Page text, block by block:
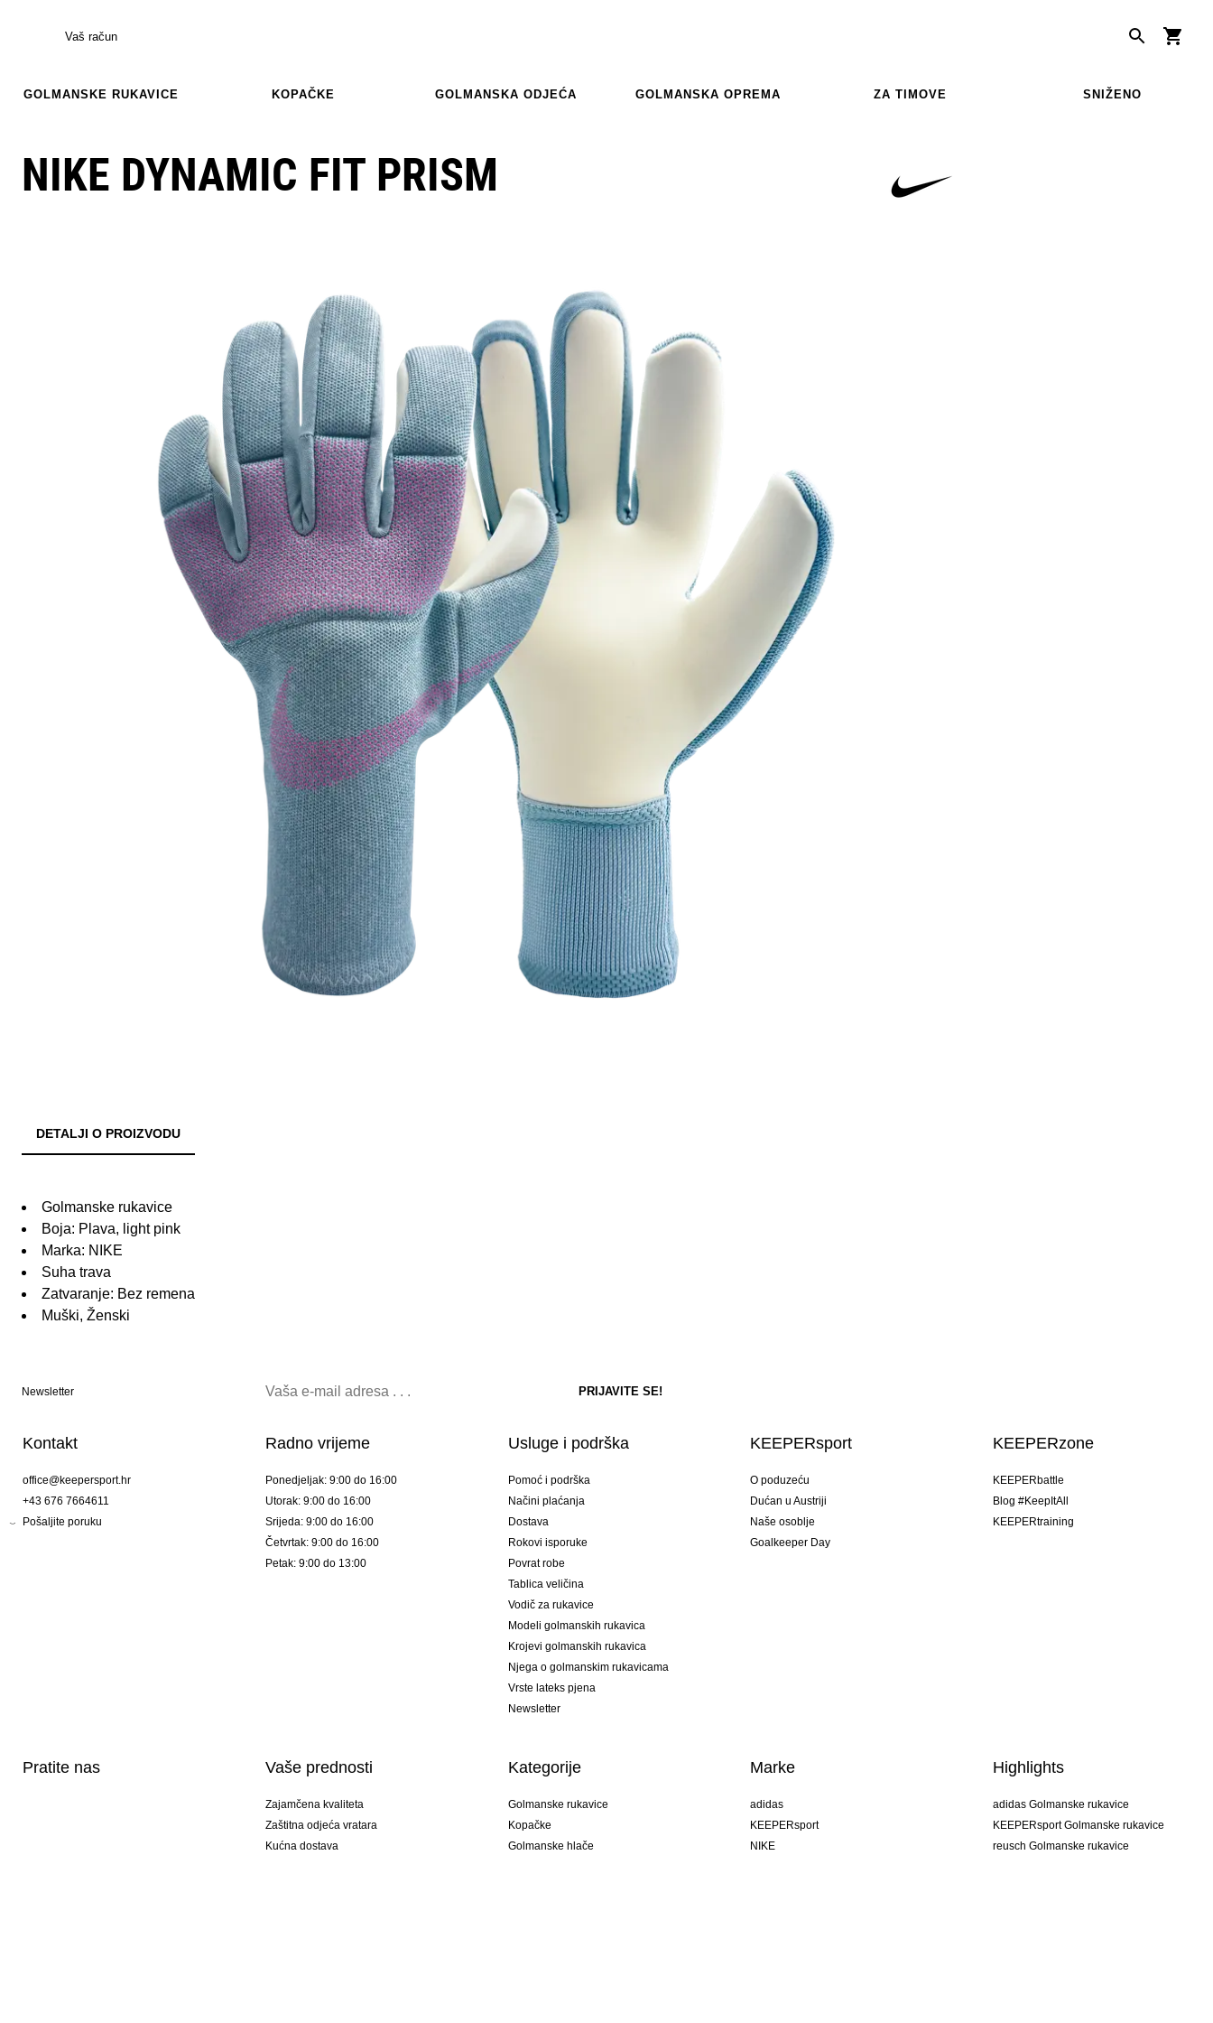
Vaš račun
GOLMANSKE RUKAVICE KOPAČKE GOLMANSKA ODJEĆA GOLMANSKA OPREMA ZA TIMOVE SNIŽENO
NIKE DYNAMIC FIT PRISM
DETALJI O PROIZVODU
Golmanske rukavice
Boja: Plava, light pink
Marka: NIKE
Suha trava
Zatvaranje: Bez remena
Muški, Ženski
Newsletter
Kontakt
office@keepersport.hr
+43 676 7664611
Pošaljite poruku
Radno vrijeme
Ponedjeljak: 9:00 do 16:00
Utorak: 9:00 do 16:00
Srijeda: 9:00 do 16:00
Četvrtak: 9:00 do 16:00
Petak: 9:00 do 13:00
Usluge i podrška
Pomoć i podrška
Načini plaćanja
Dostava
Rokovi isporuke
Povrat robe
Tablica veličina
Vodič za rukavice
Modeli golmanskih rukavica
Krojevi golmanskih rukavica
Njega o golmanskim rukavicama
Vrste lateks pjena
Newsletter
KEEPERsport
O poduzeću
Dućan u Austriji
Naše osoblje
Goalkeeper Day
KEEPERzone
KEEPERbattle
Blog #KeepItAll
KEEPERtraining
Pratite nas Vaše prednosti
Zajamčena kvaliteta
Zaštitna odjeća vratara
Kućna dostava
Kategorije
Golmanske rukavice
Kopačke
Golmanske hlače
Marke
adidas
KEEPERsport
NIKE
Highlights
adidas Golmanske rukavice
KEEPERsport Golmanske rukavice
reusch Golmanske rukavice